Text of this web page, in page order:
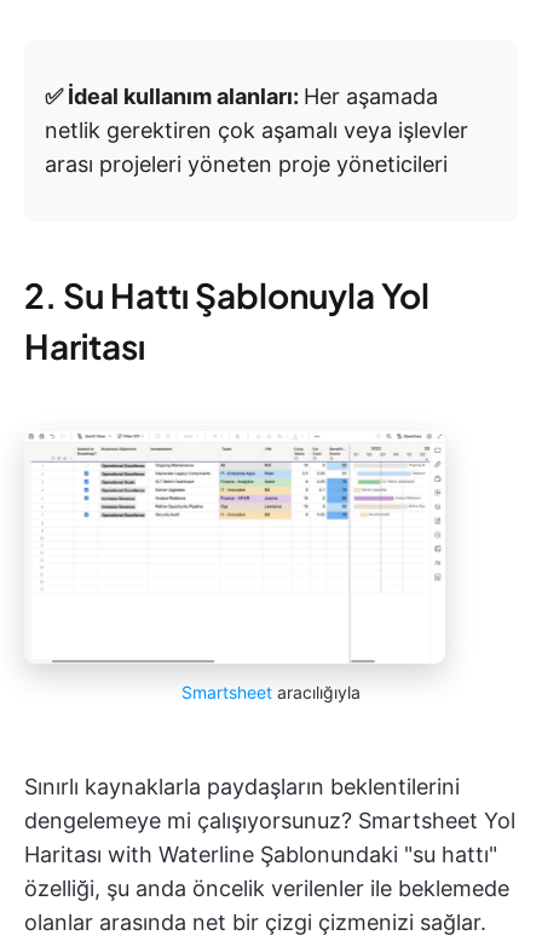
✅ İdeal kullanım alanları: Her aşamada
netlik gerektiren çok aşamalı veya işlevler
arası projeleri yöneten proje yöneticileri
2. Su Hattı Şablonuyla Yol
Haritası
Smartsheet aracılığıyla
Sınırlı kaynaklarla paydaşların beklentilerini
dengelemeye mi çalışıyorsunuz? Smartsheet Yol
Haritası with Waterline Şablonundaki "su hattı"
özelliği, şu anda öncelik verilenler ile beklemede
olanlar arasında net bir çizgi çizmenizi sağlar.